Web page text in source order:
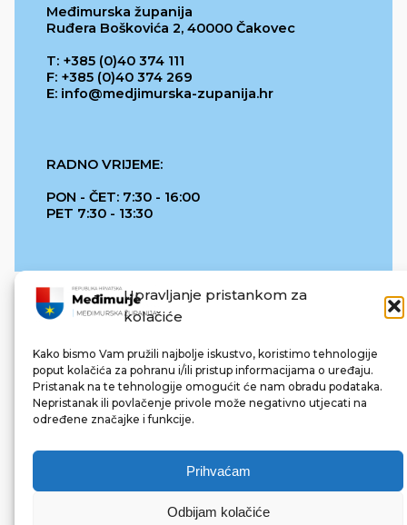
Upravljanje pristankom za
kolačiće
Kako bismo Vam pružili najbolje iskustvo, koristimo tehnologije
poput kolačića za pohranu i/ili pristup informacijama o uređaju.
Pristanak na te tehnologije omogućit će nam obradu podataka.
Nepristanak ili povlačenje privole može negativno utjecati na
određene značajke i funkcije.
Prihvaćam
Odbijam kolačiće
Međimurska županija
Ruđera Boškovića 2, 40000 Čakovec
T: +385 (0)40 374 111
F: +385 (0)40 374 269
E: info@medjimurska-zupanija.hr
RADNO VRIJEME:
PON - ČET: 7:30 - 16:00
PET 7:30 - 13:30
REPUBLIKA HRVATSKA
© 2022 Međimurska županija. Sva prava pridržana.